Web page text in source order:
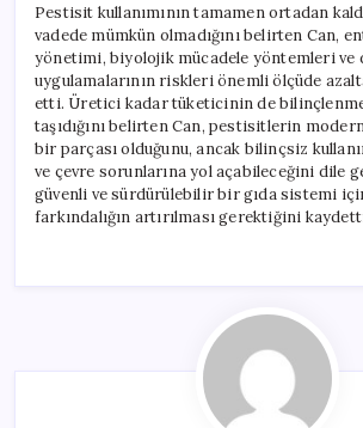
Pestisit kullanımının tamamen ortadan
vadede mümkün olmadığını belirten Can,
yönetimi, biyolojik mücadele yöntemleri ve
uygulamalarının riskleri önemli ölçüde
etti. Üretici kadar tüketicinin de
taşıdığını belirten Can, pestisitlerin
bir parçası olduğunu, ancak bilinçsiz
ve çevre sorunlarına yol açabileceğini dile
güvenli ve sürdürülebilir bir gıda sistemi
farkındalığın artırılması gerektiğini